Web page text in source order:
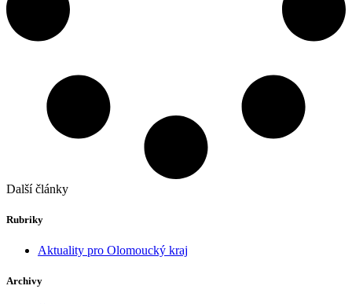
Další články
Rubriky
Aktuality pro Olomoucký kraj
Archivy